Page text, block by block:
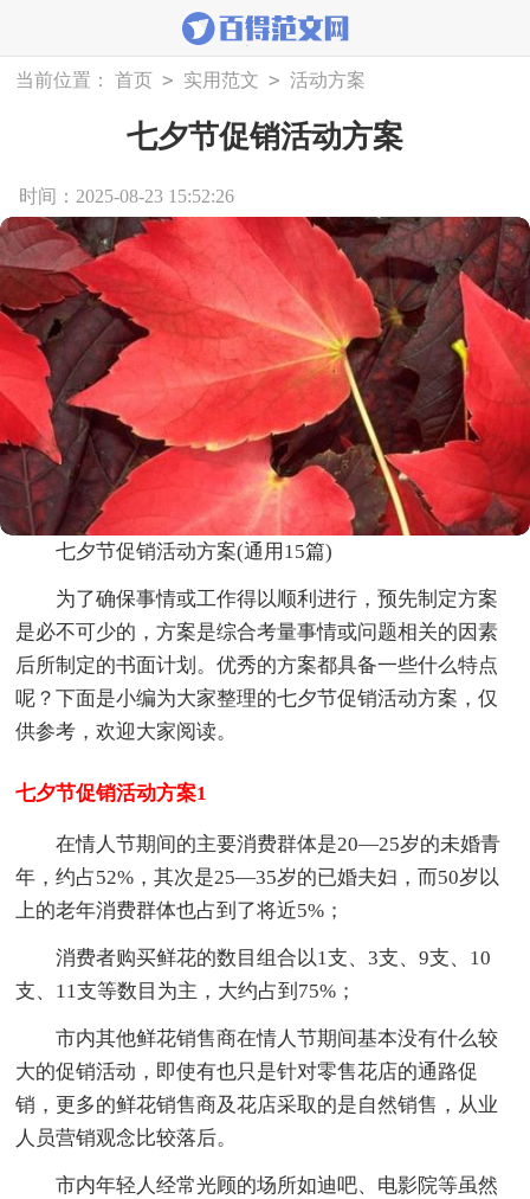
当前位置： 首页 > 实用范文 > 活动方案
七夕节促销活动方案
时间：2025-08-23 15:52:26
七夕节促销活动方案(通用15篇)
为了确保事情或工作得以顺利进行，预先制定方案
是必不可少的，方案是综合考量事情或问题相关的因素
后所制定的书面计划。优秀的方案都具备一些什么特点
呢？下面是小编为大家整理的七夕节促销活动方案，仅
供参考，欢迎大家阅读。
七夕节促销活动方案1
在情人节期间的主要消费群体是20—25岁的未婚青
年，约占52%，其次是25—35岁的已婚夫妇，而50岁以
上的老年消费群体也占到了将近5%；
消费者购买鲜花的数目组合以1支、3支、9支、10
支、11支等数目为主，大约占到75%；
市内其他鲜花销售商在情人节期间基本没有什么较
大的促销活动，即使有也只是针对零售花店的通路促
销，更多的鲜花销售商及花店采取的是自然销售，从业
人员营销观念比较落后。
市内年轻人经常光顾的场所如迪吧、电影院等虽然